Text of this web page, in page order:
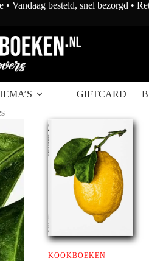
Vandaag besteld, snel bezorgd •
GIFTCARD
KOOKBOEKEN